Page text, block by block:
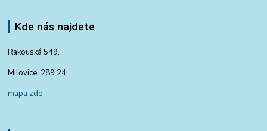
Kde nás najdete
Rakouská 549,
Milovice, 289 24
mapa zde